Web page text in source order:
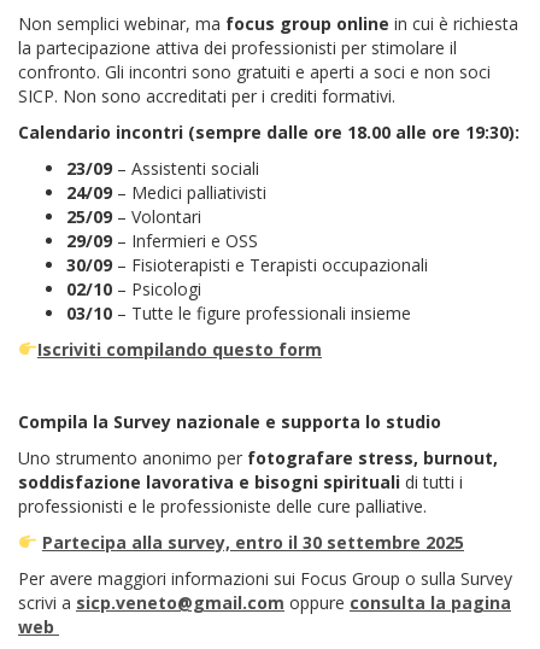
Non semplici webinar, ma focus group online in cui è richiesta
la partecipazione attiva dei professionisti per stimolare il
confronto. Gli incontri sono gratuiti e aperti a soci e non soci
SICP. Non sono accreditati per i crediti formativi.
Calendario incontri (sempre dalle ore 18.00 alle ore 19:30):
23/09 – Assistenti sociali
24/09 – Medici palliativisti
25/09 – Volontari
29/09 – Infermieri e OSS
30/09 – Fisioterapisti e Terapisti occupazionali
02/10 – Psicologi
03/10 – Tutte le figure professionali insieme
Iscriviti compilando questo form
Compila la Survey nazionale e supporta lo studio
Uno strumento anonimo per fotografare stress, burnout,
soddisfazione lavorativa e bisogni spirituali di tutti i
professionisti e le professioniste delle cure palliative.
Partecipa alla survey, entro il 30 settembre 2025
Per avere maggiori informazioni sui Focus Group o sulla Survey
scrivi a sicp.veneto@gmail.com oppure consulta la pagina
web